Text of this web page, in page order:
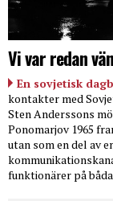
Vi var redan
En sovjetisk
kontakter med
Sten Anderssons
Ponomarjov 1965
utan som en del av
funktionärer på